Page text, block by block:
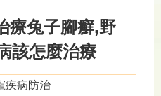
療兔子腳癬,野
該怎麼治療
疾病防治